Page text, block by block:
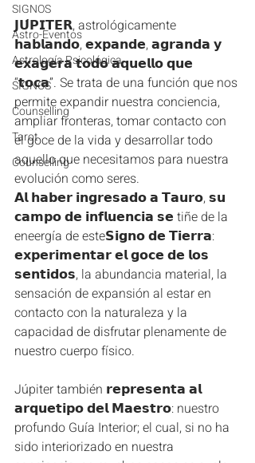
SIGNOS
Astro-Eventos
Astrología Psicológica
SIGNOS
Counselling
Tarot
Counselling
𝗝𝗨́𝗣𝗜𝗧𝗘𝗥, astrológicamente
𝗵𝗮𝗯𝗹𝗮𝗻𝗱𝗼, 𝗲𝘅𝗽𝗮𝗻𝗱𝗲, 𝗮𝗴𝗿𝗮𝗻𝗱𝗮 𝘆
𝗲𝘅𝗮𝗴𝗲𝗿𝗮 𝘁𝗼𝗱𝗼 𝗮𝗾𝘂𝗲𝗹𝗹𝗼 𝗾𝘂𝗲
“𝘁𝗼𝗰𝗮”. Se trata de una función que nos
permite expandir nuestra conciencia,
ampliar fronteras, tomar contacto con
el goce de la vida y desarrollar todo
aquello que necesitamos para nuestra
evolución como seres.
𝗔𝗹 𝗵𝗮𝗯𝗲𝗿 𝗶𝗻𝗴𝗿𝗲𝘀𝗮𝗱𝗼 𝗮 𝗧𝗮𝘂𝗿𝗼, 𝘀𝘂
𝗰𝗮𝗺𝗽𝗼 𝗱𝗲 𝗶𝗻𝗳𝗹𝘂𝗲𝗻𝗰𝗶𝗮 𝘀𝗲 tiñe de la
eneergía de este𝗦𝗶𝗴𝗻𝗼 𝗱𝗲 𝗧𝗶𝗲𝗿𝗿𝗮:
𝗲𝘅𝗽𝗲𝗿𝗶𝗺𝗲𝗻𝘁𝗮𝗿 𝗲𝗹 𝗴𝗼𝗰𝗲 𝗱𝗲 𝗹𝗼𝘀
𝘀𝗲𝗻𝘁𝗶𝗱𝗼𝘀, la abundancia material, la
sensación de expansión al estar en
contacto con la naturaleza y la
capacidad de disfrutar plenamente de
nuestro cuerpo físico.
Júpiter también 𝗿𝗲𝗽𝗿𝗲𝘀𝗲𝗻𝘁𝗮 𝗮𝗹
𝗮𝗿𝗾𝘂𝗲𝘁𝗶𝗽𝗼 𝗱𝗲𝗹 𝗠𝗮𝗲𝘀𝘁𝗿𝗼: nuestro
profundo Guía Interior; el cual, si no ha
sido interiorizado en nuestra